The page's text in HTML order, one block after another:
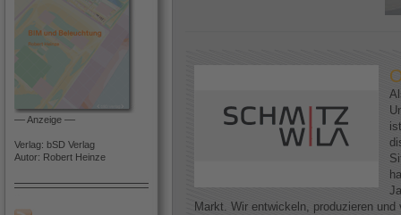
–– Anzeige ––
Verlag: bSD Verlag
Autor: Robert Heinze
Markt. Wir entwickeln, produzieren